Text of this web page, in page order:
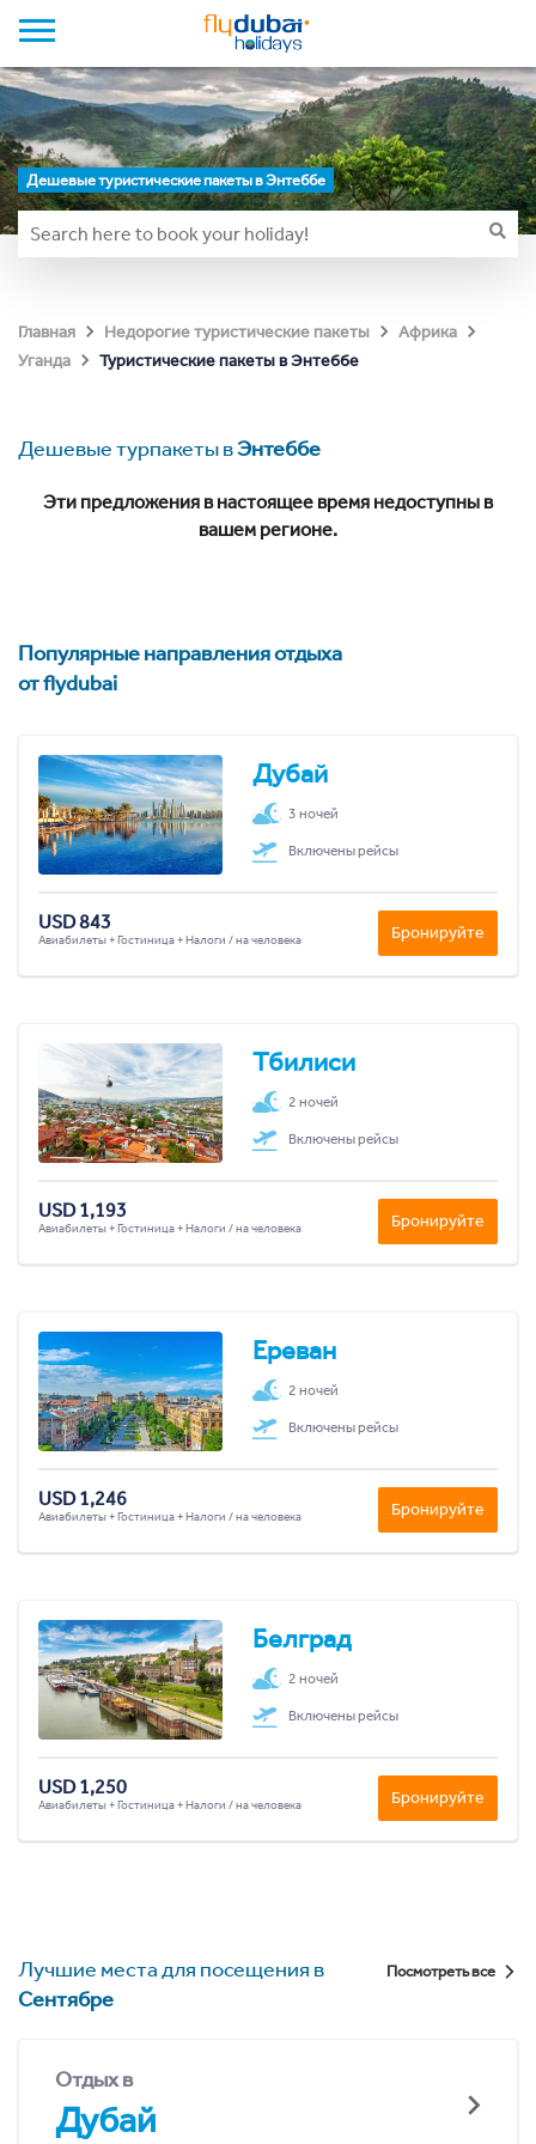
Дешевые туристические пакеты в Энтеббе
Главная Недорогие туристические пакеты
Африка
Уганда
Туристические пакеты в Энтеббе
Дешевые турпакеты вЭнтеббе
Эти предложения в настоящее время недоступны в
вашем регионе.
Популярные направления отдыха
от flydubai
Дубай
3 ночей
Включены рейсы
USD 843
Авиабилеты + Гостиница + Налоги / на человека Бронируйте
Тбилиси
2 ночей
Включены рейсы
USD 1,193
Авиабилеты + Гостиница + Налоги / на человека Бронируйте
Ереван
2 ночей
Включены рейсы
USD 1,246
Авиабилеты + Гостиница + Налоги / на человека Бронируйте
Белград
2 ночей
Включены рейсы
USD 1,250
Авиабилеты + Гостиница + Налоги / на человека Бронируйте
Лучшие места для посещения в
Сентябре
Посмотреть все
Отдых в
Дубай